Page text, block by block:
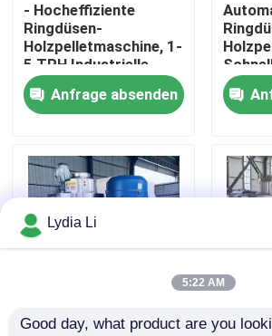
Fabrik Tour
Qualitätskontrolle
Kontakt
Referenzen
Holzpellet-Mühle
- Hocheffiziente
Ringdüsen-
Holzpelletmaschine, 1-
5 TPH Industrielle
Biomasse-
Pelletpresse für
Sägemehl/Agrarreststoffe
Anfrage absenden
Vertikale Struktur
Lydia Li
5:22 AM
Good day, what product are you